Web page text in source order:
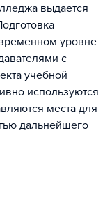
выдается
уровне
с
учебной
используются
места для
дальнейшего